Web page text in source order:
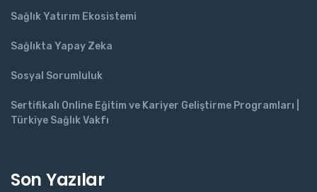
Sağlık Yatırım Ekosistemi
Sağlıkta Yapay Zeka
Sosyal Sorumluluk
Sertifikalı Online Eğitim ve Kariyer Geliştirme Programları |
Türkiye Sağlık Vakfı
Son Yazılar